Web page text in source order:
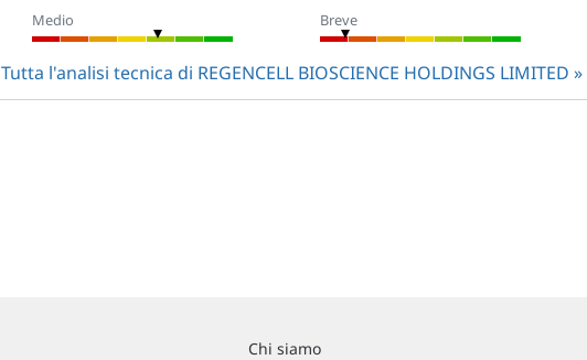
Medio Breve
Tutta l'analisi tecnica di REGENCELL BIOSCIENCE HOLDINGS LIMITED
Chi siamo